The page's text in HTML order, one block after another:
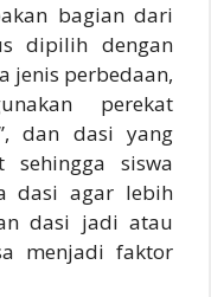
bagian dari
dipilih dengan
jenis perbedaan,
perekat
dan dasi yang
sehingga siswa
dasi agar lebih
dasi jadi atau
menjadi faktor